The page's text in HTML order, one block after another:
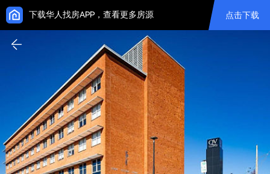
下载华人找房APP，查看更多房源 点击下载